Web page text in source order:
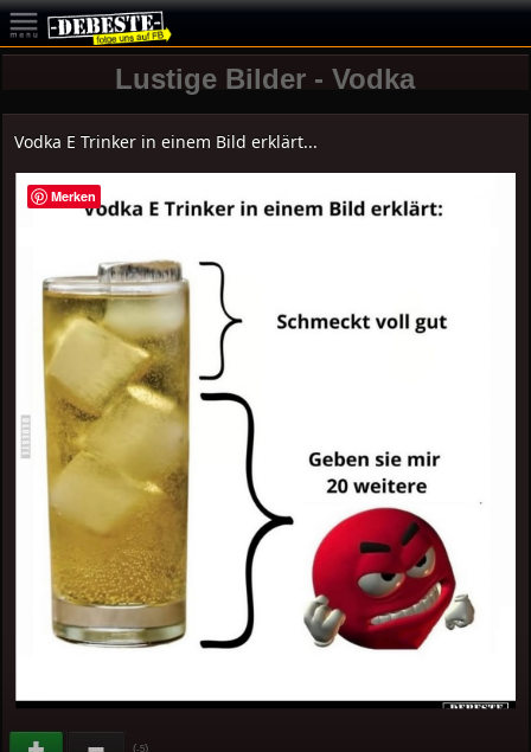
Lustige Bilder - Vodka
Vodka E Trinker in einem Bild erklärt...
(-5)
Merken